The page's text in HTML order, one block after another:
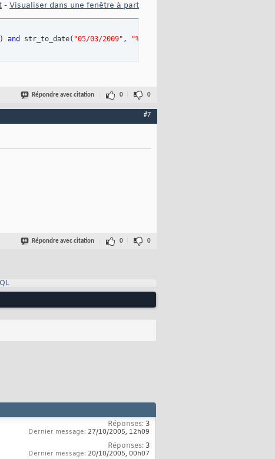
- Visualiser dans une fenêtre à part
) and str_to_date( "05/03/2009" , "%d/%m/%Y"
Répondre avec citation 0 0
#7
Répondre avec citation 0 0
Réponses: 3
Dernier message: 27/10/2005, 12h09
Réponses: 3
Dernier message: 20/10/2005, 00h07